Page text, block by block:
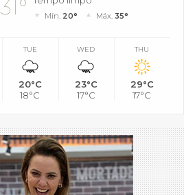
31° Mín. 20° Máx. 35°
TUE
20°C
18°C
WED
23°C
17°C
THU
29°C
17°C